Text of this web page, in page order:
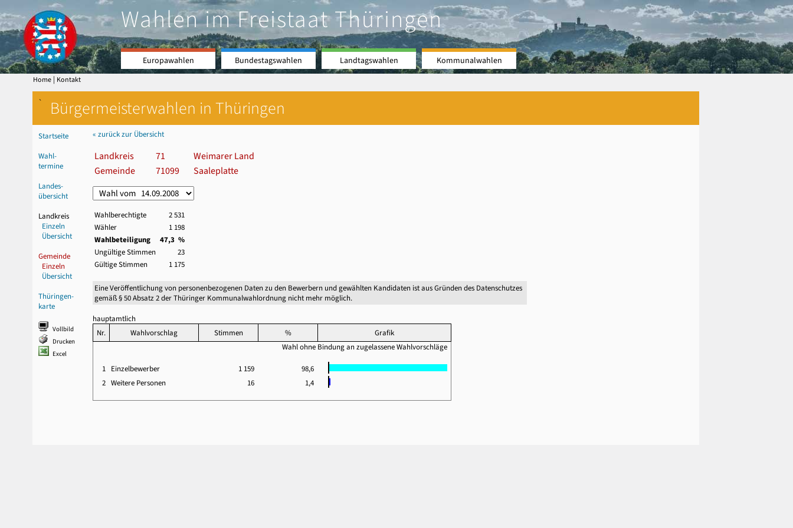
Wahlen im Freistaat Thüringen
Europawahlen Bundestagswahlen Landtagswahlen Kommunalwahlen
Home | Kontakt
` Bürgermeisterwahlen in Thüringen
Startseite
Wahl-
termine
Landes-
übersicht
Landkreis
Einzeln
Übersicht
Gemeinde
Einzeln
Übersicht
Thüringen-
karte
Vollbild
Drucken
Excel
« zurück zur Übersicht
Landkreis 71
Weimarer Land
Gemeinde
71099 Saaleplatte
Wahlberechtigte
2 531
Wähler
1 198
Wahlbeteiligung
47,3 %
Ungültige Stimmen
23
Gültige Stimmen
1 175
Eine Veröffentlichung von personenbezogenen Daten zu den Bewerbern und gewählten Kandidaten ist aus Gründen des Datenschutzes
gemäß § 50 Absatz 2 der Thüringer Kommunalwahlordnung nicht mehr möglich.
hauptamtlich
Nr.
Wahlvorschlag Stimmen %
Grafik
Wahl ohne Bindung an zugelassene Wahlvorschläge
1 Einzelbewerber 1 159
98,6
2 Weitere Personen 16 1,4